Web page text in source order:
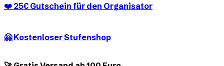
❤️ 25€ Gutschein für den Organisator
🤗 Kostenloser Stufenshop